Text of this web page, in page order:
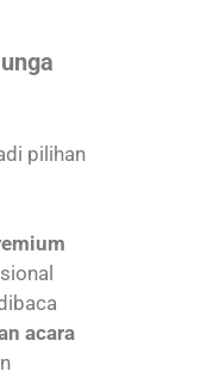
pilihan
acara